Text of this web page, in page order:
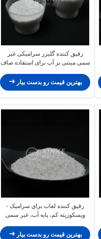
رقیق کننده گلیزر سرامیکی غیر
سمی مبتنی بر آب برای استفاده صاف
بهترین قیمت رو بدست بیار
رقیق کننده لعاب برای سرامیک -
ویسکوزیته کم، پایه آب، غیر سمی
بهترین قیمت رو بدست بیار